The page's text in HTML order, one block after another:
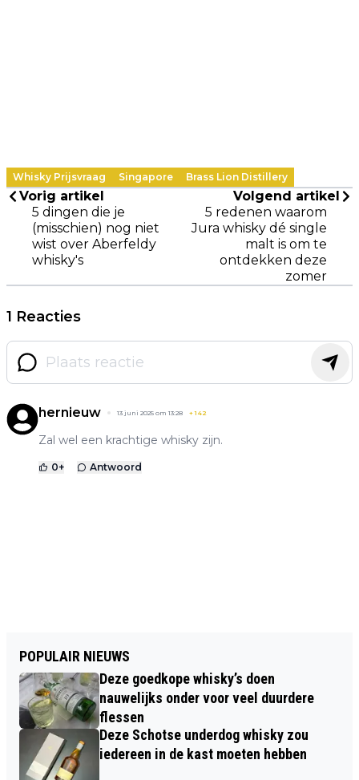
Whisky Prijsvraag Singapore Brass Lion Distillery
Vorig artikel
5 dingen die je
(misschien) nog niet
wist over Aberfeldy
whisky's
Volgend artikel
5 redenen waarom
Jura whisky dé single
malt is om te
ontdekken deze
zomer
1 Reacties
hernieuw 13 juni 2025 om 13:28 +142
Zal wel een krachtige whisky zijn.
0+ Antwoord
POPULAIR NIEUWS
Deze goedkope whisky’s doen
nauwelijks onder voor veel duurdere
flessen
Deze Schotse underdog whisky zou
iedereen in de kast moeten hebben